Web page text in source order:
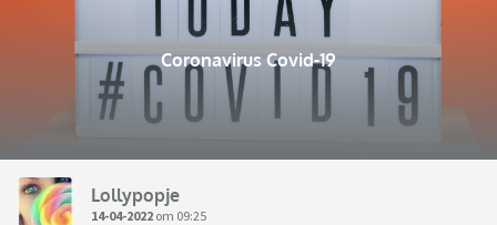
Coronavirus Covid-19
Lollypopje
14-04-2022 om 09:25